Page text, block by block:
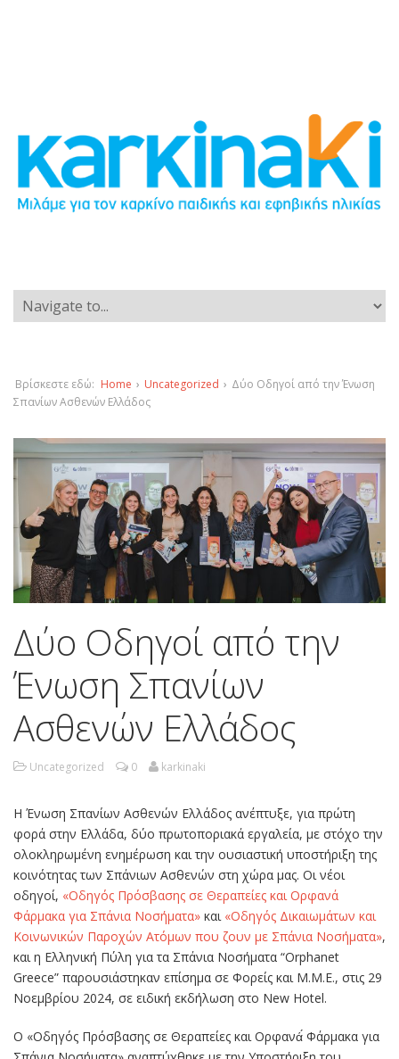
Βρίσκεστε εδώ: Home › Uncategorized › Δύο Οδηγοί από την Ένωση
Σπανίων Ασθενών Ελλάδος
Δύο Οδηγοί από την
Ένωση Σπανίων
Ασθενών Ελλάδος
Uncategorized 0 karkinaki
H Ένωση Σπανίων Ασθενών Ελλάδος ανέπτυξε, για πρώτη
φορά στην Ελλάδα, δύο πρωτοποριακά εργαλεία, με στόχο την
ολοκληρωμένη ενημέρωση και την ουσιαστική υποστήριξη της
κοινότητας των Σπάνιων Ασθενών στη χώρα μας. Οι νέοι
οδηγοί, «Οδηγός Πρόσβασης σε Θεραπείες και Ορφανά
Φάρμακα για Σπάνια Νοσήματα» και «Οδηγός Δικαιωμάτων και
Κοινωνικών Παροχών Ατόμων που ζουν με Σπάνια Νοσήματα»,
και η Ελληνική Πύλη για τα Σπάνια Νοσήματα “Orphanet
Greece” παρουσιάστηκαν επίσημα σε Φορείς και Μ.Μ.Ε., στις 29
Νοεμβρίου 2024, σε ειδική εκδήλωση στο New Hotel.
Ο «Οδηγός Πρόσβασης σε Θεραπείες και Ορφανά́ Φάρμακα για